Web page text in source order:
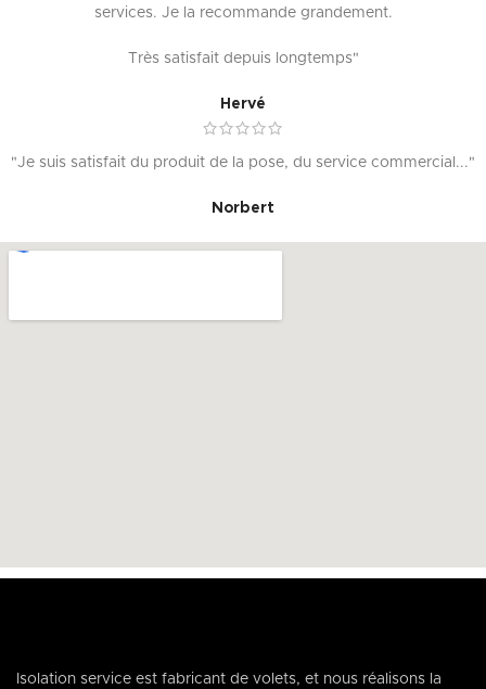
services. Je la recommande grandement.
Très satisfait depuis longtemps"
Hervé
"Je suis satisfait du produit de la pose, du service commercial..."
Norbert
Isolation service est fabricant de volets, et nous réalisons la